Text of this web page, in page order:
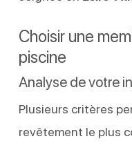
Choisir une
piscine
Analyse de votre
Plusieurs critères
revêtement le plus